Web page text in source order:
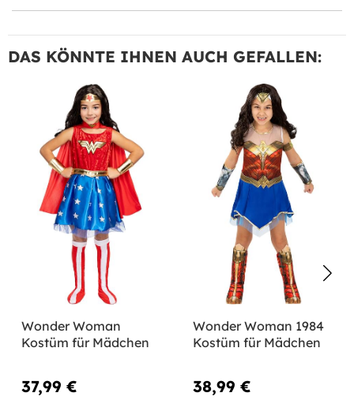
DAS KÖNNTE IHNEN AUCH GEFALLEN:
Wonder Woman
Kostüm für Mädchen
37,99 €
Wonder Woman 1984
Kostüm für Mädchen
38,99 €